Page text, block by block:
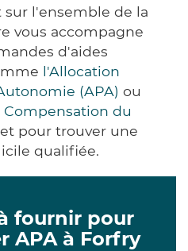
sur l'ensemble de la
vous accompagne
d'aides
l'Allocation
(APA) ou
du
et pour trouver une
qualifiée.
fournir pour
APA à Forfry